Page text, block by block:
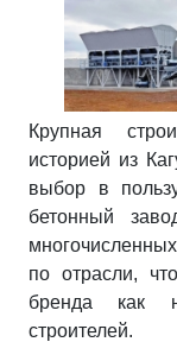
Крупная
историей из
выбор в
бетонный
по отрасли,
бренда как
строителей.